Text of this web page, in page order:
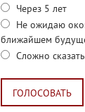
Через 5 лет
Не ожидаю
ближайшем
Сложно
ГОЛОСОВАТЬ